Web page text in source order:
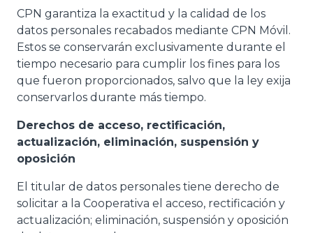
CPN garantiza la exactitud y la calidad de los
datos personales recabados mediante CPN Móvil.
Estos se conservarán exclusivamente durante el
tiempo necesario para cumplir los fines para los
que fueron proporcionados, salvo que la ley exija
conservarlos durante más tiempo.
Derechos de acceso, rectificación,
actualización, eliminación, suspensión y
oposición
El titular de datos personales tiene derecho de
solicitar a la Cooperativa el acceso, rectificación y
actualización; eliminación, suspensión y oposición